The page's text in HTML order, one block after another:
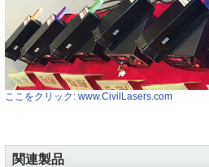
ここをクリック: www.CivilLasers.com
関連製品